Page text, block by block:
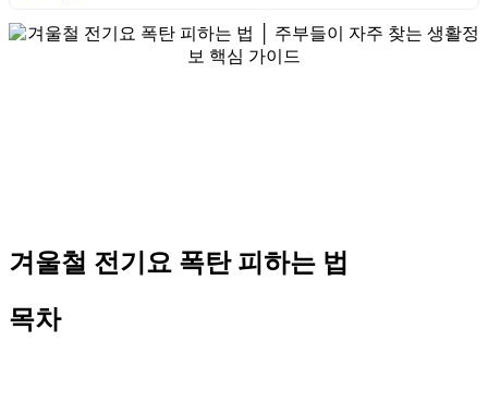
겨울철 전기요 폭탄 피하는 법
목차